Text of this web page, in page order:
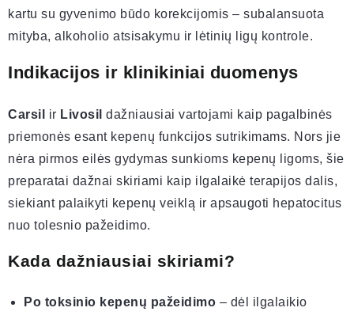
kartu su gyvenimo būdo korekcijomis – subalansuota
mityba, alkoholio atsisakymu ir lėtinių ligų kontrole.
Indikacijos ir klinikiniai duomenys
Carsil ir Livosil dažniausiai vartojami kaip pagalbinės
priemonės esant kepenų funkcijos sutrikimams. Nors jie
nėra pirmos eilės gydymas sunkioms kepenų ligoms, šie
preparatai dažnai skiriami kaip ilgalaikė terapijos dalis,
siekiant palaikyti kepenų veiklą ir apsaugoti hepatocitus
nuo tolesnio pažeidimo.
Kada dažniausiai skiriami?
Po toksinio kepenų pažeidimo – dėl ilgalaikio